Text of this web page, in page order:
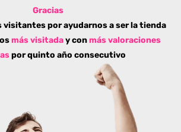
Gracias
por ayudarnos a ser la tienda
más visitaday conmás valoraciones
por quinto año consecutivo